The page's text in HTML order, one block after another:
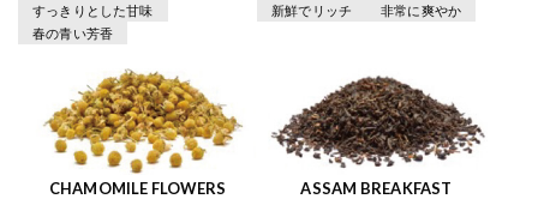
すっきりとした甘味
春の青い芳香
新鮮でリッチ 非常に爽やか
CHAMOMILE FLOWERS ASSAM BREAKFAST